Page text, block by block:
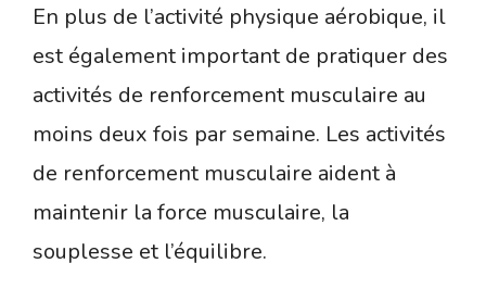
En plus de l’activité physique aérobique, il
est également important de pratiquer des
activités de renforcement musculaire au
moins deux fois par semaine. Les activités
de renforcement musculaire aident à
maintenir la force musculaire, la
souplesse et l’équilibre.